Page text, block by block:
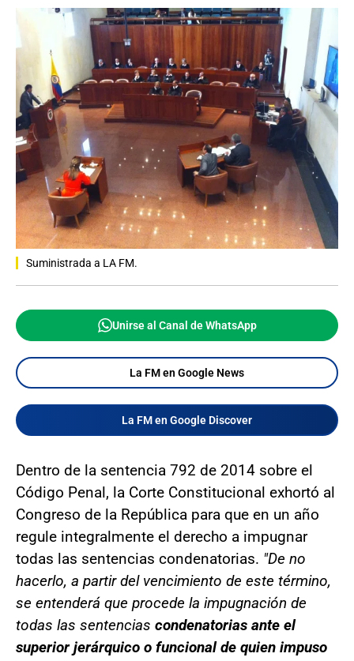
Suministrada a LA FM.
Unirse al Canal de WhatsApp
La FM en Google News
La FM en Google Discover
Dentro de la sentencia 792 de 2014 sobre el
Código Penal, la Corte Constitucional exhortó al
Congreso de la República para que en un año
regule integralmente el derecho a impugnar
todas las sentencias condenatorias. "De no
hacerlo, a partir del vencimiento de este término,
se entenderá que procede la impugnación de
todas las sentencias condenatorias ante el
superior jerárquico o funcional de quien impuso